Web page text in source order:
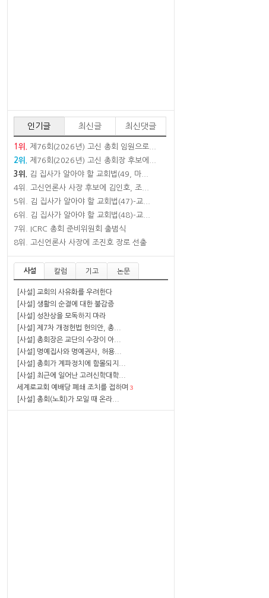
인기글 최신글 최신댓글
1위.
제76회(2026년) 고신 총회 임원으로...
2위.
제76회(2026년) 고신 총회장 후보에...
3위.
김 집사가 알아야 할 교회법(49, 마...
4위.
고신언론사 사장 후보에 김인호, 조...
5위.
김 집사가 알아야 할 교회법(47)-교...
6위.
김 집사가 알아야 할 교회법(48)-교...
7위.
ICRC 총회 준비위원회 출범식
8위.
고신언론사 사장에 조진호 장로 선출
사설 칼럼 기고 논문
[사설] 교회의 사유화를 우려한다
[사설] 생활의 순결에 대한 불감증
[사설] 성찬상을 모독하지 마라
[사설] 제7차 개정헌법 헌의안, 총...
[사설] 총회장은 교단의 수장이 아...
[사설] 명예집사와 명예권사, 허용...
[사설] 총회가 계파정치에 함몰되지...
[사설] 최근에 일어난 고려신학대학...
세계로교회 예배당 폐쇄 조치를 접하며 3
[사설] 총회(노회)가 모일 때 온라...